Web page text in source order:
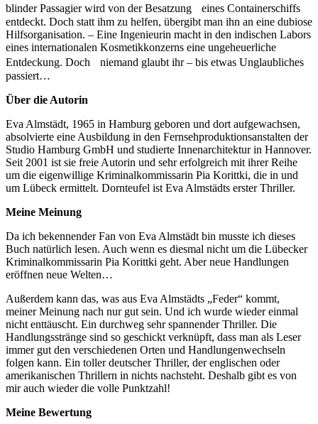
blinder Passagier wird von der Besatzung eines Containerschiffs
entdeckt. Doch statt ihm zu helfen, übergibt man ihn an eine dubiose
Hilfsorganisation. – Eine Ingenieurin macht in den indischen Labors
eines internationalen Kosmetikkonzerns eine ungeheuerliche
Entdeckung. Doch niemand glaubt ihr – bis etwas Unglaubliches
passiert…
Über die Autorin
Eva Almstädt, 1965 in Hamburg geboren und dort aufgewachsen,
absolvierte eine Ausbildung in den Fernsehproduktionsanstalten der
Studio Hamburg GmbH und studierte Innenarchitektur in Hannover.
Seit 2001 ist sie freie Autorin und sehr erfolgreich mit ihrer Reihe
um die eigenwillige Kriminalkommissarin Pia Korittki, die in und
um Lübeck ermittelt. Dornteufel ist Eva Almstädts erster Thriller.
Meine Meinung
Da ich bekennender Fan von Eva Almstädt bin musste ich dieses
Buch natürlich lesen. Auch wenn es diesmal nicht um die Lübecker
Kriminalkommissarin Pia Korittki geht. Aber neue Handlungen
eröffnen neue Welten…
Außerdem kann das, was aus Eva Almstädts „Feder“ kommt,
meiner Meinung nach nur gut sein. Und ich wurde wieder einmal
nicht enttäuscht. Ein durchweg sehr spannender Thriller. Die
Handlungsstränge sind so geschickt verknüpft, dass man als Leser
immer gut den verschiedenen Orten und Handlungenwechseln
folgen kann. Ein toller deutscher Thriller, der englischen oder
amerikanischen Thrillern in nichts nachsteht. Deshalb gibt es von
mir auch wieder die volle Punktzahl!
Meine Bewertung